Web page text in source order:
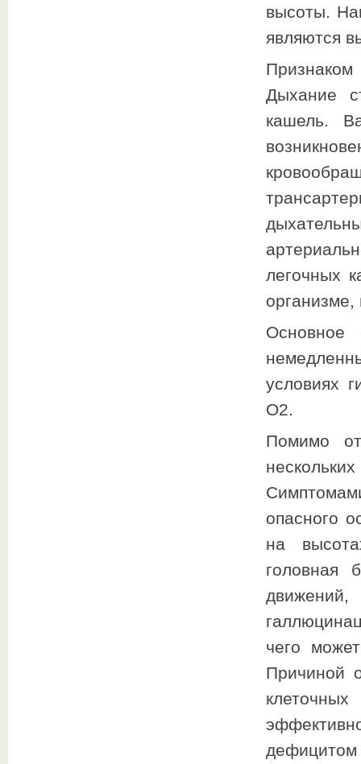
высоты.
являются
Дыхание
кашель.
легочных
организме,
Основное
условиях
О2.
Помимо
опасного
на
головная
чего
Причиной